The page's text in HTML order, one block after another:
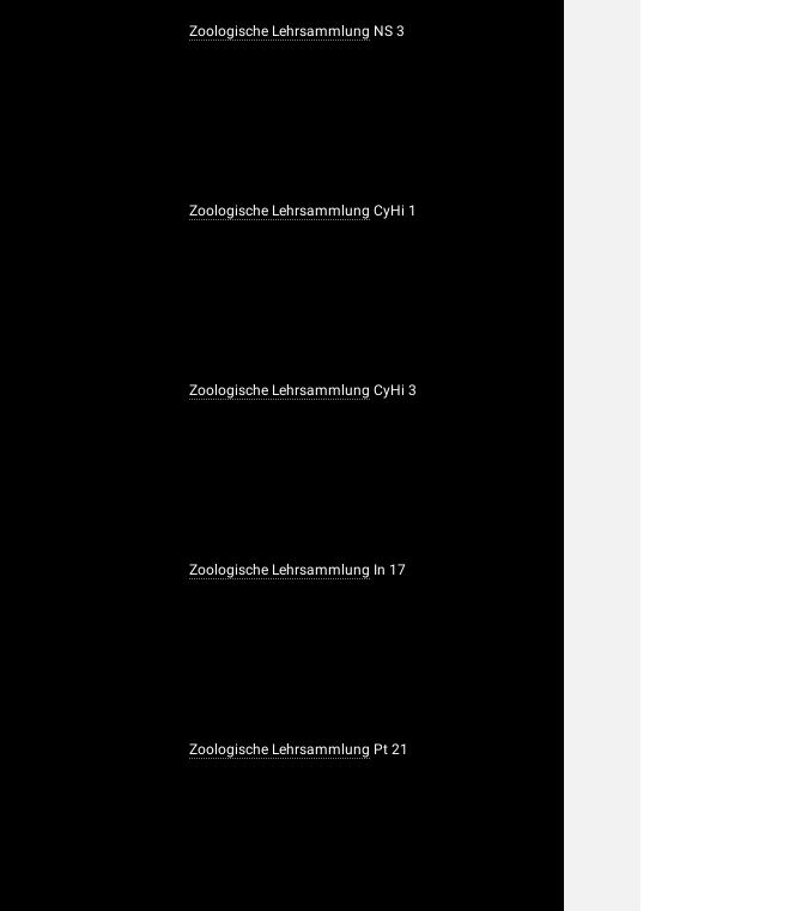
Zoologische Lehrsammlung NS 3
Zoologische Lehrsammlung CyHi 1
Zoologische Lehrsammlung CyHi 3
Zoologische Lehrsammlung In 17
Zoologische Lehrsammlung Pt 21